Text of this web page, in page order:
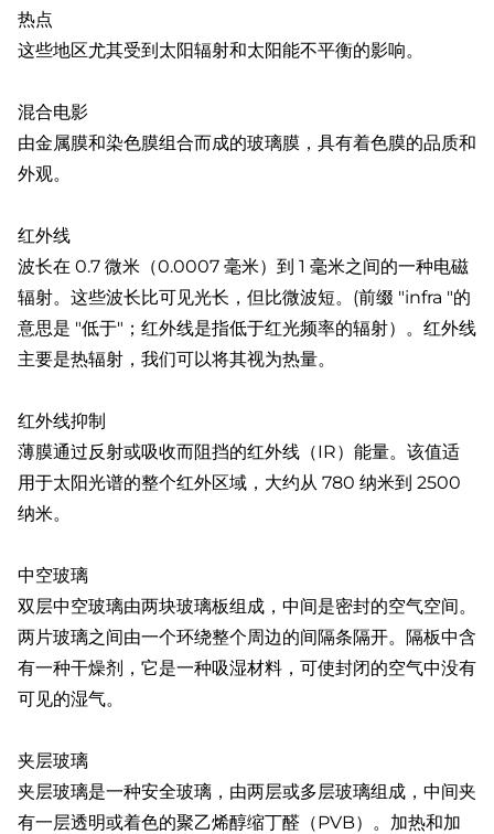
热点
这些地区尤其受到太阳辐射和太阳能不平衡的影响。
混合电影
由金属膜和染色膜组合而成的玻璃膜，具有着色膜的品质和
外观。
红外线
波长在 0.7 微米（0.0007 毫米）到 1 毫米之间的一种电磁
辐射。这些波长比可见光长，但比微波短。(前缀 "infra "的
意思是 "低于"；红外线是指低于红光频率的辐射）。红外线
主要是热辐射，我们可以将其视为热量。
红外线抑制
薄膜通过反射或吸收而阻挡的红外线（IR）能量。该值适
用于太阳光谱的整个红外区域，大约从 780 纳米到 2500
纳米。
中空玻璃
双层中空玻璃由两块玻璃板组成，中间是密封的空气空间。
两片玻璃之间由一个环绕整个周边的间隔条隔开。隔板中含
有一种干燥剂，它是一种吸湿材料，可使封闭的空气中没有
可见的湿气。
夹层玻璃
夹层玻璃是一种安全玻璃，由两层或多层玻璃组成，中间夹
有一层透明或着色的聚乙烯醇缩丁醛（PVB）。加热和加